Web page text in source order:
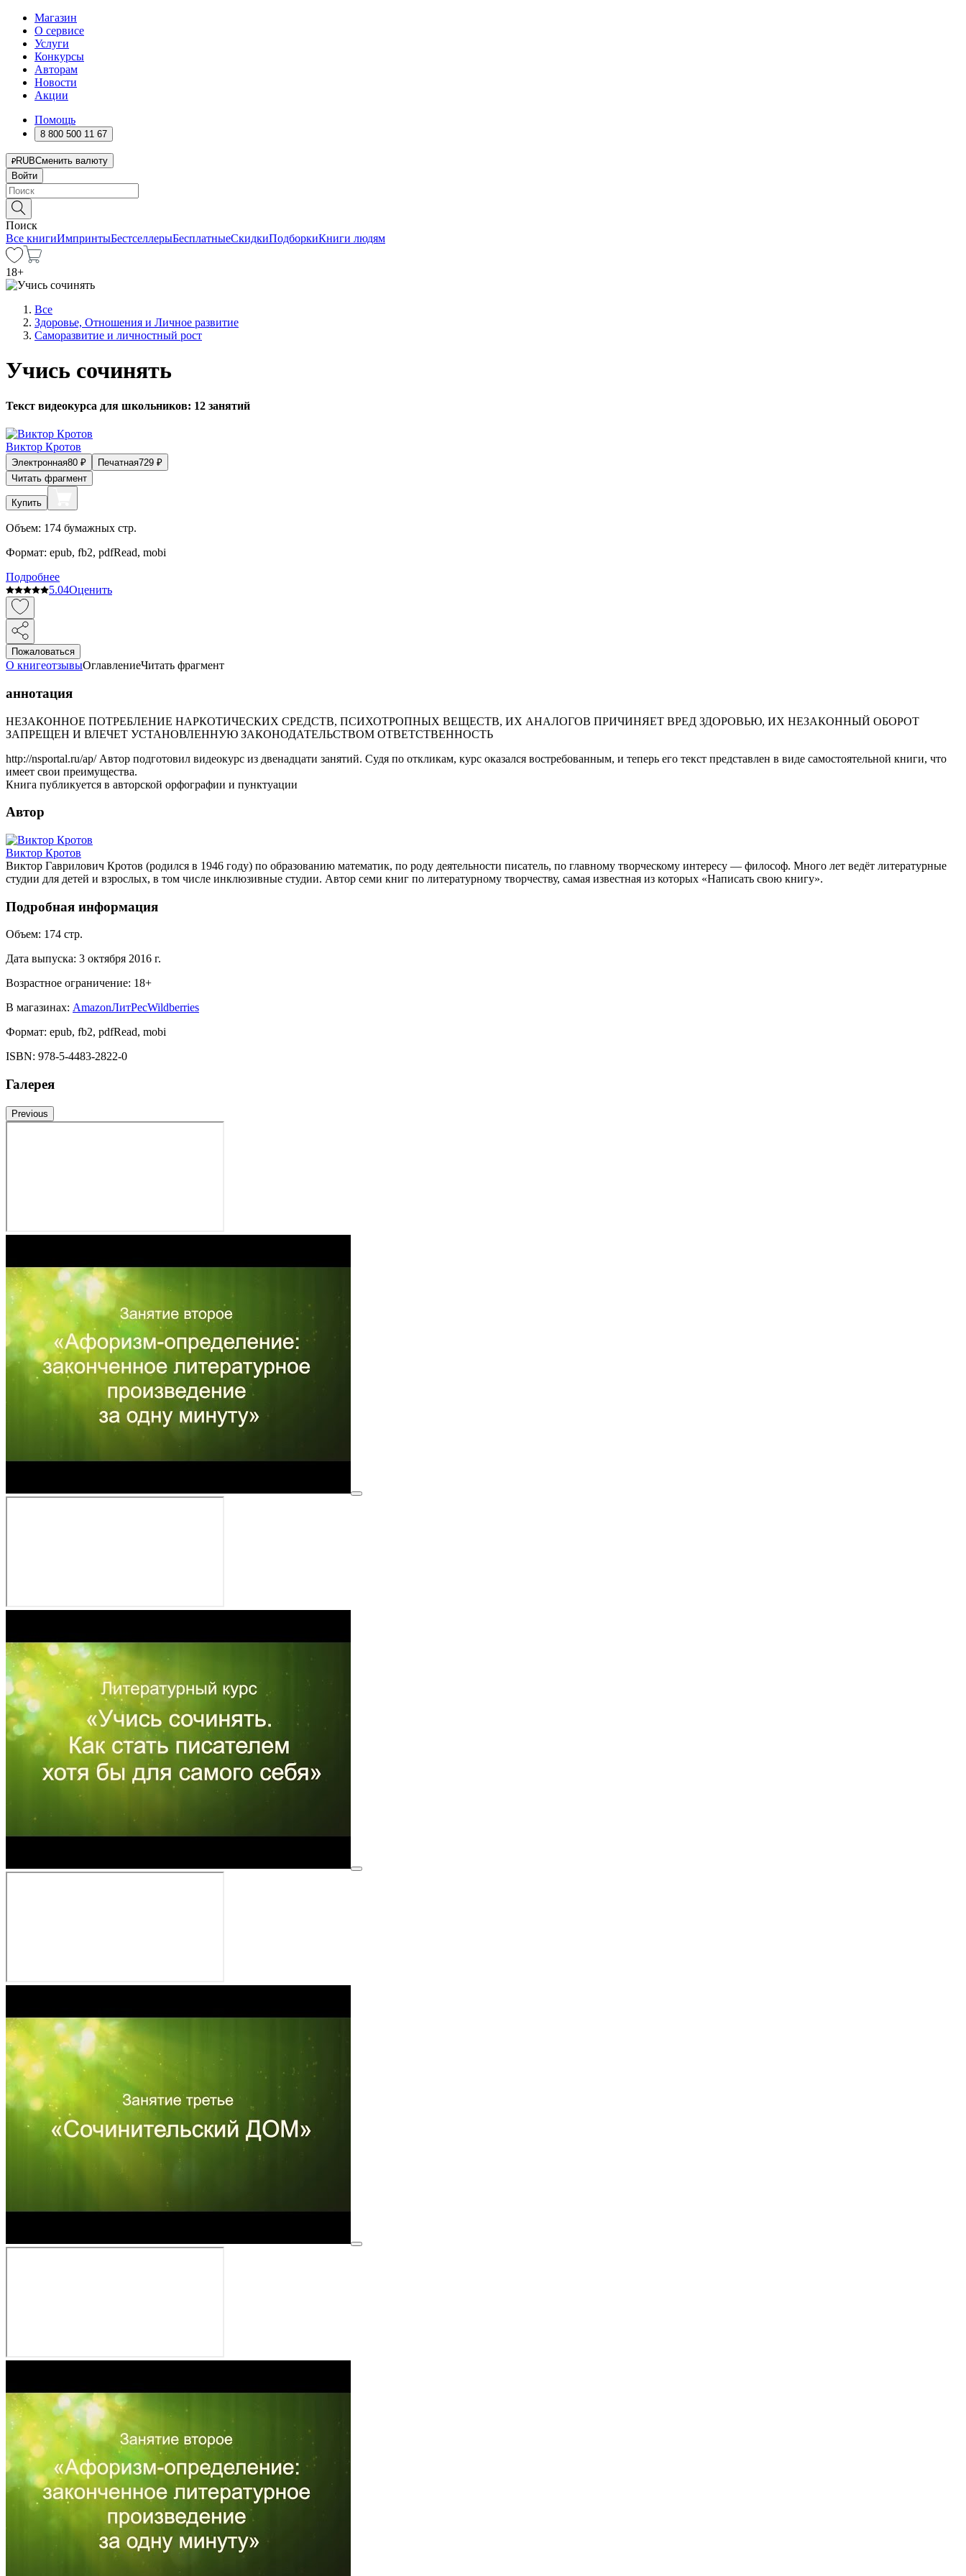
Магазин
О сервисе
Услуги
Конкурсы
Авторам
Новости
Акции
Помощь
8 800 500 11 67
RUBСменить валюту
Войти
Поиск
Все книгиИмпринтыБестселлерыБесплатныеСкидкиПодборкиКниги людям
18+
Все
Здоровье, Отношения и Личное развитие
Саморазвитие и личностный рост
Учись сочинять
Текст видеокурса для школьников: 12 занятий
Виктор Кротов
Электронная80 ₽ Печатная729 ₽
Читать фрагмент
Купить
Объем: 174 бумажных стр.
Формат: epub, fb2, pdfRead, mobi
Подробнее
5.04Оценить
Пожаловаться
О книгеотзывыОглавлениеЧитать фрагмент
аннотация
НЕЗАКОННОЕ ПОТРЕБЛЕНИЕ НАРКОТИЧЕСКИХ СРЕДСТВ, ПСИХОТРОПНЫХ ВЕЩЕСТВ, ИХ АНАЛОГОВ ПРИЧИНЯЕТ ВРЕД ЗДОРОВЬЮ, ИХ НЕЗАКОННЫЙ ОБОРОТ
ЗАПРЕЩЕН И ВЛЕЧЕТ УСТАНОВЛЕННУЮ ЗАКОНОДАТЕЛЬСТВОМ ОТВЕТСТВЕННОСТЬ
http://nsportal.ru/ap/ Автор подготовил видеокурс из двенадцати занятий. Судя по откликам, курс оказался востребованным, и теперь его текст представлен в виде самостоятельной книги, что
имеет свои преимущества.
Книга публикуется в авторской орфографии и пунктуации
Автор
Виктор Кротов
Виктор Гаврилович Кротов (родился в 1946 году) по образованию математик, по роду деятельности писатель, по главному творческому интересу — философ. Много лет ведёт литературные
студии для детей и взрослых, в том числе инклюзивные студии. Автор семи книг по литературному творчеству, самая известная из которых «Написать свою книгу».
Подробная информация
Объем: 174 стр.
Дата выпуска: 3 октября 2016 г.
Возрастное ограничение: 18+
В магазинах: AmazonЛитРесWildberries
Формат: epub, fb2, pdfRead, mobi
ISBN: 978-5-4483-2822-0
Галерея
Previous